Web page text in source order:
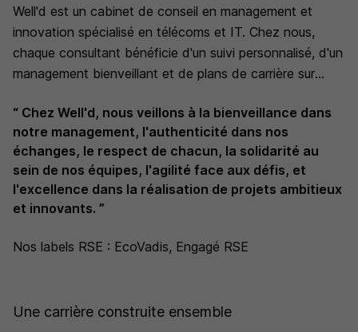
Well'd est un cabinet de conseil en management et
innovation spécialisé en télécoms et IT. Chez nous,
chaque consultant bénéficie d'un suivi personnalisé, d'un
management bienveillant et de plans de carrière sur
dans des projets ambitieux.
“ Chez Well'd, nous veillons à la bienveillance dans
notre management, l'authenticité dans nos
échanges, le respect de chacun, la solidarité au
sein de nos équipes, l'agilité face aux défis, et
l'excellence dans la réalisation de projets ambitieux
et innovants. ”
Nos labels RSE : EcoVadis, Engagé RSE
Une carrière construite ensemble